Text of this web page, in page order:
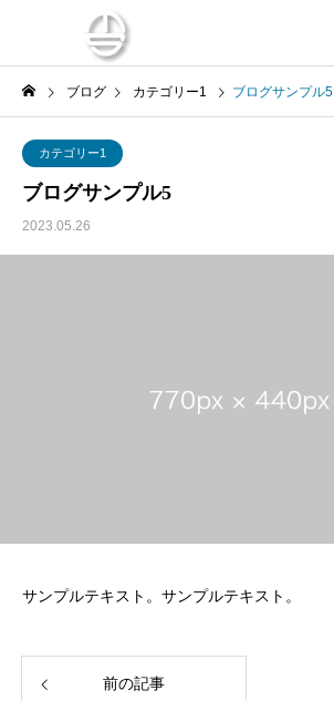
ブログ カテゴリー1 ブログサンプル5
カテゴリー1
ブログサンプル5
2023.05.26
サンプルテキスト。サンプルテキスト。
前の記事